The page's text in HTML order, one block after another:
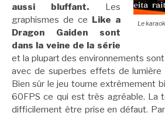
Le
aussi bluffant. Les
graphismes de ce Like a
Dragon Gaiden sont
dans la veine de la série
et la plupart des environnements
avec de superbes effets de lumière
Bien sûr le jeu tourne extrêmement
60FPS ce qui est très agréable. La
difficilement être prise en défaut.